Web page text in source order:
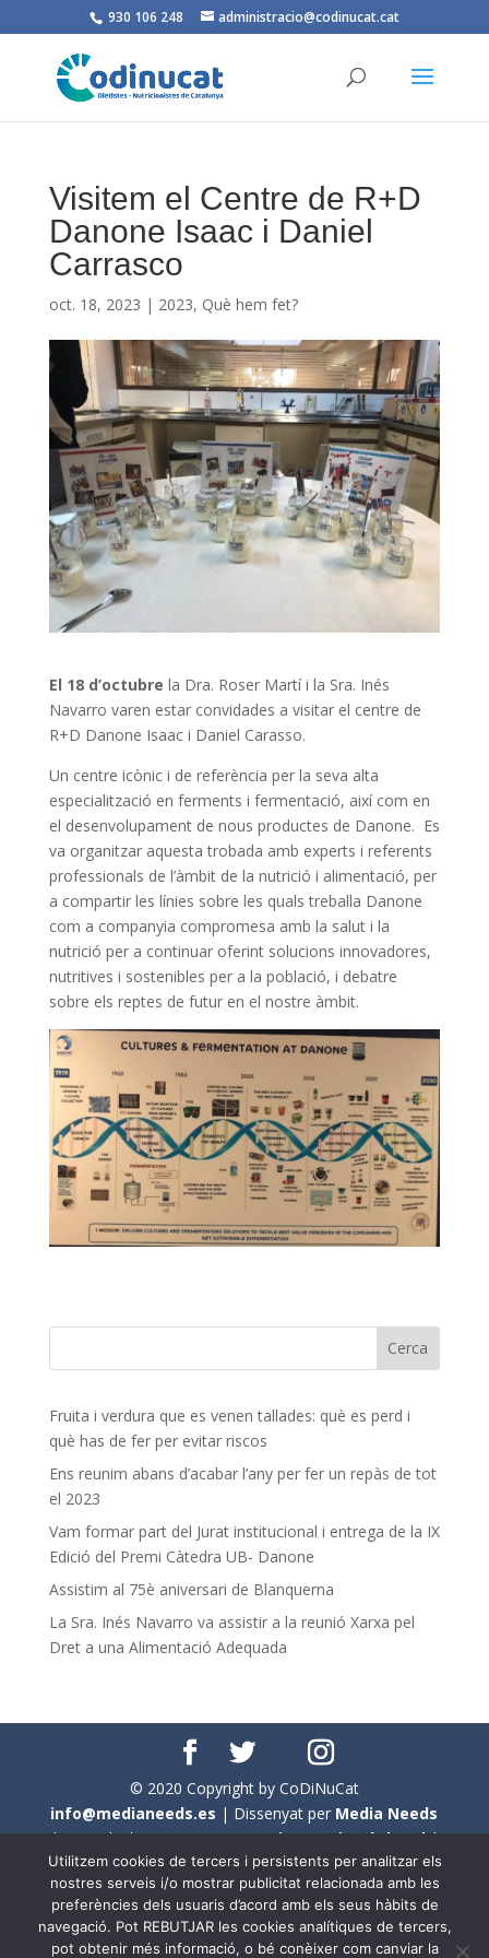
930 106 248 administracio@codinucat.cat
Visitem el Centre de R+D
Danone Isaac i Daniel
Carrasco
oct. 18, 2023 | 2023, Què hem fet?
El 18 d’octubre la Dra. Roser Martí i la Sra. Inés
Navarro varen estar convidades a visitar el centre de
R+D Danone Isaac i Daniel Carasso.
Un centre icònic i de referència per la seva alta
especialització en ferments i fermentació, així com en
el desenvolupament de nous productes de Danone. Es
va organitzar aquesta trobada amb experts i referents
professionals de l’àmbit de la nutrició i alimentació, per
a compartir les línies sobre les quals treballa Danone
com a companyia compromesa amb la salut i la
nutrició per a continuar oferint solucions innovadores,
nutritives i sostenibles per a la població, i debatre
sobre els reptes de futur en el nostre àmbit.
Fruita i verdura que es venen tallades: què es perd i
què has de fer per evitar riscos
Ens reunim abans d’acabar l’any per fer un repàs de tot
el 2023
Vam formar part del Jurat institucional i entrega de la IX
Edició del Premi Càtedra UB- Danone
Assistim al 75è aniversari de Blanquerna
La Sra. Inés Navarro va assistir a la reunió Xarxa pel
Dret a una Alimentació Adequada
© 2020 Copyright by CoDiNuCat
info@medianeeds.es | Dissenyat per Media Needs
| Tots els drets reservats aCoDiNuCat |Avís legal|
Avís per cookies
En aquest web s'ha tingut en compte l'ús no sexista del
llenguatge. No obstant això, i a causa de la seva
Utilitzem cookies de tercers i persistents per analitzar els
nostres serveis i/o mostrar publicitat relacionada amb les
preferències dels usuaris d’acord amb els seus hàbits de
navegació. Pot REBUTJAR les cookies analítiques de tercers,
pot obtenir més informació, o bé conèixer com canviar la